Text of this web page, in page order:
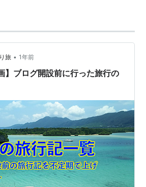
旅 • 1年前
】ブログ開設前に行った旅行の